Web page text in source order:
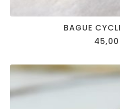
BAGUE
45,00